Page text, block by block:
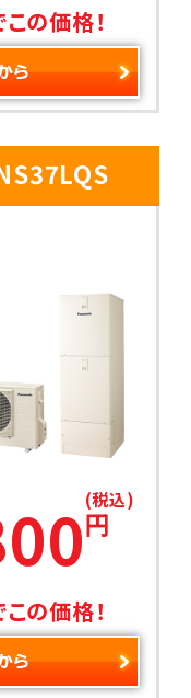
の価格！
円
(税込)
の価格！